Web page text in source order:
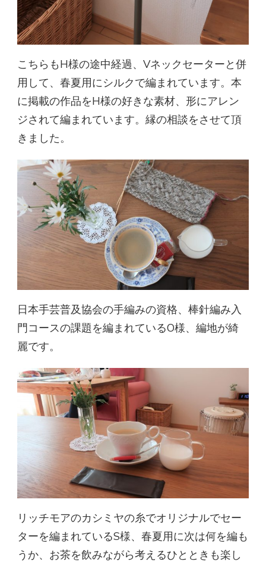
こちらもH様の途中経過、Vネックセーターと併
用して、春夏用にシルクで編まれています。本
に掲載の作品をH様の好きな素材、形にアレン
ジされて編まれています。縁の相談をさせて頂
きました。
日本手芸普及協会の手編みの資格、棒針編み入
門コースの課題を編まれているO様、編地が綺
麗です。
リッチモアのカシミヤの糸でオリジナルでセー
ターを編まれているS様、春夏用に次は何を編も
うか、お茶を飲みながら考えるひとときも楽し